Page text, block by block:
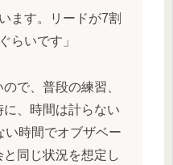
ます。リードが7割
らいです」
で、普段の練習、
、時間は計らない
い時間でオブザベー
同じ状況を想定し